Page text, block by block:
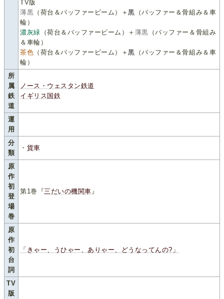
TV版
薄黒 （荷台＆バッファービーム）＋黒 （バッファー＆骨組み＆車
輪）
濃灰緑 （荷台＆バッファービーム）＋ 薄黒 （バッファー＆骨組み
＆車輪）
茶色 （荷台＆バッファービーム）＋黒 （バッファー＆骨組み＆車
輪）
所
属
鉄
道
ノース・ウェスタン鉄道
イギリス国鉄
運
用
分
類
・ 貨車
原
作
初
登
場
巻
第1巻『三だいの機関車』
原
作
初
台
詞
「きゃー、うひゃー、ありゃー、どうなってんの?」
TV
版